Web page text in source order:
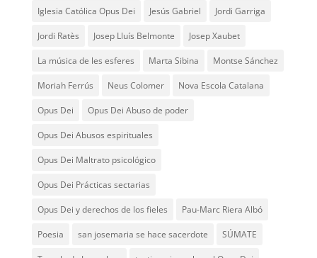
Iglesia Católica Opus Dei Jesús Gabriel Jordi Garriga
Jordi Ratès Josep Lluís Belmonte Josep Xaubet
La música de les esferes Marta Sibina Montse Sánchez
Moriah Ferrús Neus Colomer Nova Escola Catalana
Opus Dei Opus Dei Abuso de poder
Opus Dei Abusos espirituales
Opus Dei Maltrato psicológico
Opus Dei Prácticas sectarias
Opus Dei y derechos de los fieles Pau-Marc Riera Albó
Poesia san josemaria se hace sacerdote SÚMATE